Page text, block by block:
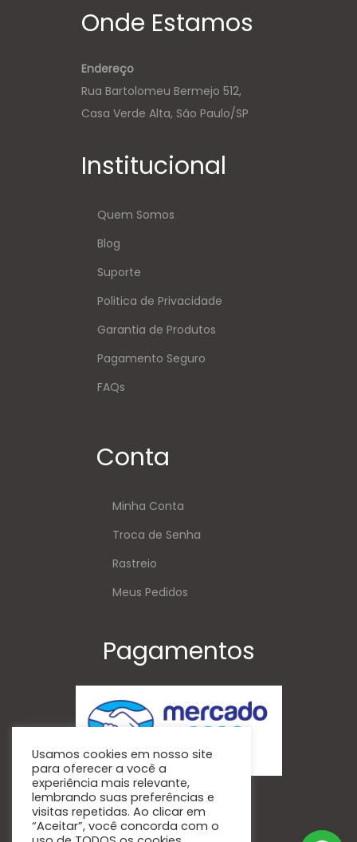
Onde Estamos
Endereço
Rua Bartolomeu Bermejo 512,
Casa Verde Alta, São Paulo/SP
Institucional
Quem Somos
Blog
Suporte
Politica de Privacidade
Garantia de Produtos
Pagamento Seguro
FAQs
Conta
Minha Conta
Troca de Senha
Rastreio
Meus Pedidos
Pagamentos
Siga-Nos
Usamos cookies em nosso site
para oferecer a você a
experiência mais relevante,
lembrando suas preferências e
visitas repetidas. Ao clicar em
“Aceitar”, você concorda com o